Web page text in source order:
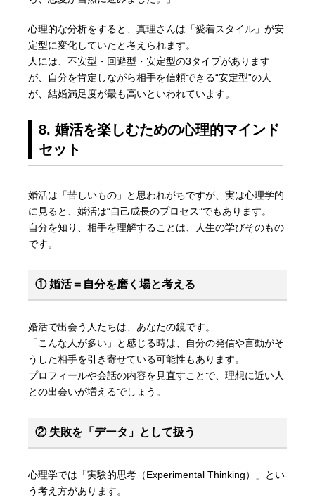
心理的な分析をすると、真理さんは「愛着スタイル」が安
定型に変化していたと考えられます。
人には、不安型・回避型・安定型の3タイプがあります
が、自分を肯定しながら相手を信頼できる“安定型”の人
が、結婚満足度が最も高いといわれています。
8. 婚活を楽しむための心理的マインド
セット
婚活は「苦しいもの」と思われがちですが、実は心理学的
に見ると、婚活は“自己成長のプロセス”でもあります。
自分を知り、相手を理解することは、人生の学びそのもの
です。
① 婚活＝自分を磨く場と考える
婚活で出会う人たちは、あなたの鏡です。
「こんな人が多い」と感じる時は、自分の発信や言動がそ
うした相手を引き寄せている可能性もあります。
プロフィールや会話の内容を見直すことで、理想に近い人
との出会いが増えるでしょう。
② 失敗を「データ」として扱う
心理学では「実験的思考（Experimental Thinking）」とい
う考え方があります。